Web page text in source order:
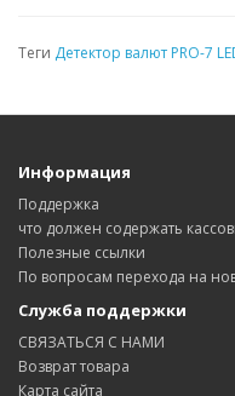
Теги Детектор валют PRO-7
Информация
Поддержка
что должен содержать
Полезные ссылки
По вопросам перехода на
Служба поддержки
СВЯЗАТЬСЯ С НАМИ
Возврат товара
Карта сайта